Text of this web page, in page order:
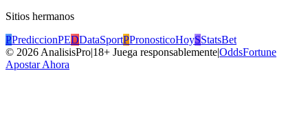
Sitios hermanos
PPrediccionPEDDataSportPPronosticoHoySStatsBet
© 2026AnalisisPro|18+ Juega responsablemente|OddsFortune
Apostar Ahora